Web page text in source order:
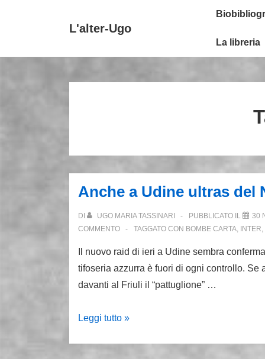
contenuto
L'alter-Ugo
Menu
La libreria
Anche a Udine ultras del
DI UGO MARIA TASSINARI PUBBLICATO IL 30
COMMENTO
TAGGATO CON BOMBE CARTA, INTER,
Il nuovo raid di ieri a Udine sembra
tifoseria azzurra è fuori di ogni controllo. Se
davanti al Friuli il “pattuglione” …
Anche
Leggi tutto »